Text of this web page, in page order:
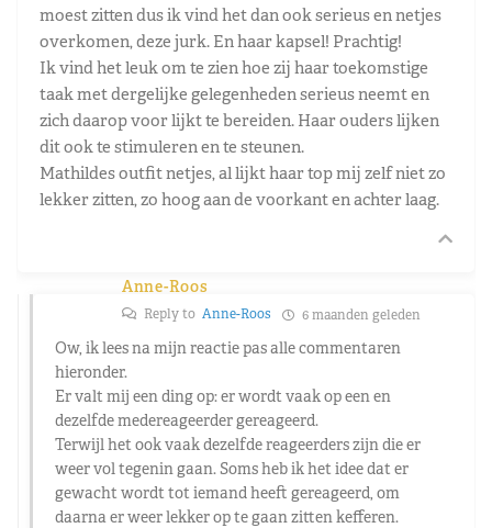
moest zitten dus ik vind het dan ook serieus en netjes
overkomen, deze jurk. En haar kapsel! Prachtig!
Ik vind het leuk om te zien hoe zij haar toekomstige
taak met dergelijke gelegenheden serieus neemt en
zich daarop voor lijkt te bereiden. Haar ouders lijken
dit ook te stimuleren en te steunen.
Mathildes outfit netjes, al lijkt haar top mij zelf niet zo
lekker zitten, zo hoog aan de voorkant en achter laag.
Anne-Roos
Reply to Anne-Roos 6 maanden geleden
Ow, ik lees na mijn reactie pas alle commentaren
hieronder.
Er valt mij een ding op: er wordt vaak op een en
dezelfde medereageerder gereageerd.
Terwijl het ook vaak dezelfde reageerders zijn die er
weer vol tegenin gaan. Soms heb ik het idee dat er
gewacht wordt tot iemand heeft gereageerd, om
daarna er weer lekker op te gaan zitten kefferen.